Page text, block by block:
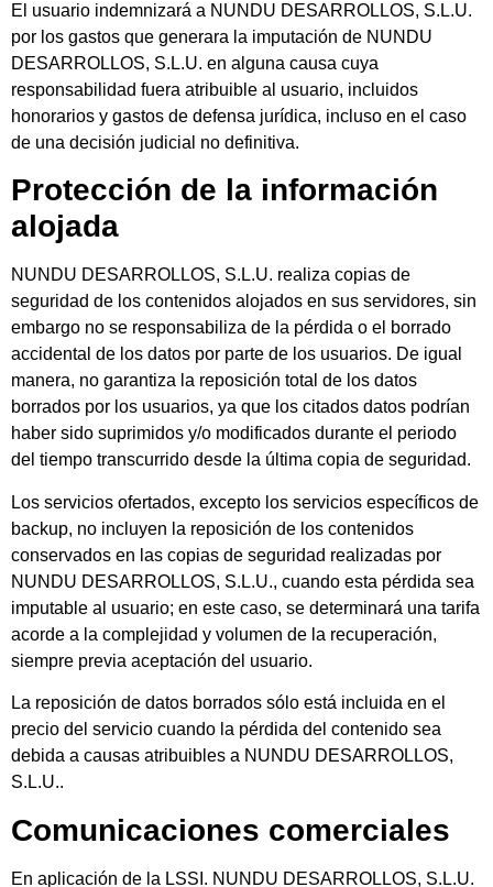
El usuario indemnizará a NUNDU DESARROLLOS, S.L.U.
por los gastos que generara la imputación de NUNDU
DESARROLLOS, S.L.U. en alguna causa cuya
responsabilidad fuera atribuible al usuario, incluidos
honorarios y gastos de defensa jurídica, incluso en el caso
de una decisión judicial no definitiva.
Protección de la información
alojada
NUNDU DESARROLLOS, S.L.U. realiza copias de
seguridad de los contenidos alojados en sus servidores, sin
embargo no se responsabiliza de la pérdida o el borrado
accidental de los datos por parte de los usuarios. De igual
manera, no garantiza la reposición total de los datos
borrados por los usuarios, ya que los citados datos podrían
haber sido suprimidos y/o modificados durante el periodo
del tiempo transcurrido desde la última copia de seguridad.
Los servicios ofertados, excepto los servicios específicos de
backup, no incluyen la reposición de los contenidos
conservados en las copias de seguridad realizadas por
NUNDU DESARROLLOS, S.L.U., cuando esta pérdida sea
imputable al usuario; en este caso, se determinará una tarifa
acorde a la complejidad y volumen de la recuperación,
siempre previa aceptación del usuario.
La reposición de datos borrados sólo está incluida en el
precio del servicio cuando la pérdida del contenido sea
debida a causas atribuibles a NUNDU DESARROLLOS,
S.L.U..
Comunicaciones comerciales
En aplicación de la LSSI. NUNDU DESARROLLOS, S.L.U.